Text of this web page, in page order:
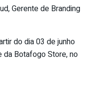
Gerente de Branding
do dia 03 de junho
da Botafogo Store, no